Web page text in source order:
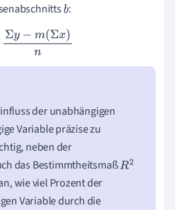
b:
=Σy−m (Σx)n
der unabhängigen
Variable präzise zu
neben der
das BestimmtheitsmaßR2
wie viel Prozent der
Variable durch die